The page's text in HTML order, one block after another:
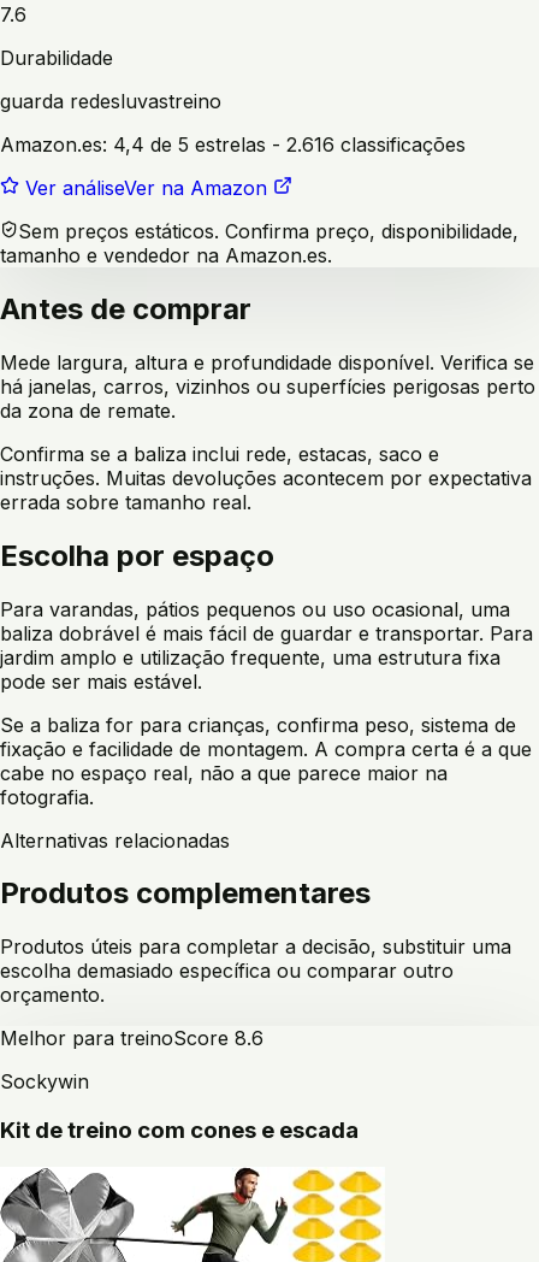
7.6
Durabilidade
guarda redesluvastreino
Amazon.es: 4,4 de 5 estrelas - 2.616 classificações
Ver análiseVer na Amazon
Sem preços estáticos. Confirma preço, disponibilidade,
tamanho e vendedor na Amazon.es.
Antes de comprar
Mede largura, altura e profundidade disponível. Verifica se
há janelas, carros, vizinhos ou superfícies perigosas perto
da zona de remate.
Confirma se a baliza inclui rede, estacas, saco e
instruções. Muitas devoluções acontecem por expectativa
errada sobre tamanho real.
Escolha por espaço
Para varandas, pátios pequenos ou uso ocasional, uma
baliza dobrável é mais fácil de guardar e transportar. Para
jardim amplo e utilização frequente, uma estrutura fixa
pode ser mais estável.
Se a baliza for para crianças, confirma peso, sistema de
fixação e facilidade de montagem. A compra certa é a que
cabe no espaço real, não a que parece maior na
fotografia.
Alternativas relacionadas
Produtos complementares
Produtos úteis para completar a decisão, substituir uma
escolha demasiado específica ou comparar outro
orçamento.
Melhor para treinoScore 8.6
Sockywin
Kit de treino com cones e escada